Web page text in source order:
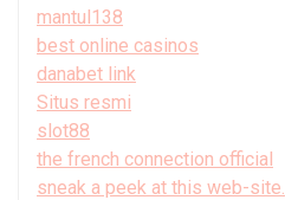
mantul138
best online casinos
danabet link
Situs resmi
slot88
the french connection official
sneak a peek at this web-site.